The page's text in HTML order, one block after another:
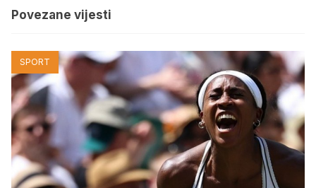
Povezane vijesti
SPORT